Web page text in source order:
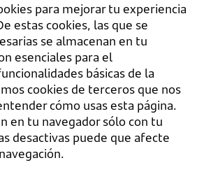
para mejorar tu experiencia
estas cookies, las que se
se almacenan en tu
esenciales para el
básicas de la
cookies de terceros que nos
cómo usas esta página.
en tu navegador sólo con tu
desactivas puede que afecte